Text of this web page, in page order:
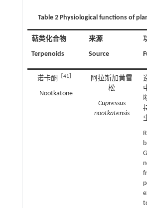
Table 2 Physiological functions of
萜类化合物
Terpenoids
来源
Source
诺卡酮 ［41
Nootkatone
阿拉斯加黄雪
松
Cupressus
nootkatensis